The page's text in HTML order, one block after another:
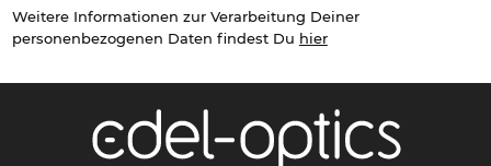
Weitere Informationen zur Verarbeitung Deiner
personenbezogenen Daten findest Du hier